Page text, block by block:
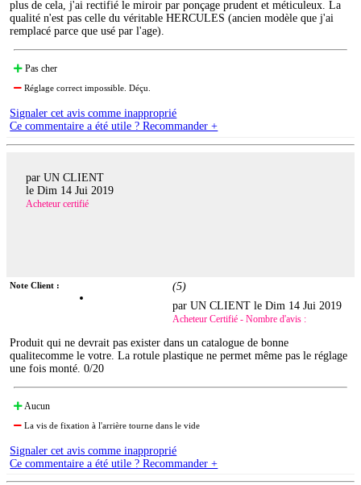
plus de cela, j'ai rectifié le miroir par ponçage prudent et méticuleux. La
qualité n'est pas celle du véritable HERCULES (ancien modèle que j'ai
remplacé parce que usé par l'age).
Pas cher
Réglage correct impossible. Déçu.
Signaler cet avis comme inapproprié
Ce commentaire a été utile ? Recommander +
par UN CLIENT
le Dim 14 Jui 2019
Acheteur certifié
Note Client : (5)
par UN CLIENT leDim 14 Jui 2019
Acheteur Certifié - Nombre d'avis :
Produit qui ne devrait pas exister dans un catalogue de bonne
qualitecomme le votre. La rotule plastique ne permet même pas le réglage
une fois monté. 0/20
Aucun
La vis de fixation à l'arrière tourne dans le vide
Signaler cet avis comme inapproprié
Ce commentaire a été utile ? Recommander +